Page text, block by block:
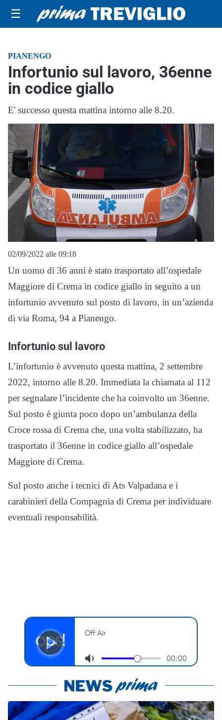
☰
PIANENGO
Infortunio sul lavoro, 36enne
in codice giallo
E' successo questa mattina intorno alle 8.20.
02/09/2022 alle 09:18
Un uomo di 36 anni è stato trasportato all’ospedale
Maggiore di Crema in codice giallo in seguito a un
infortunio avvenuto sul posto di lavoro, in un’azienda
di via Roma, 94 a Pianengo.
Infortunio sul lavoro
L’infortunio è avvenuto questa mattina, 2 settembre
2022, intorno alle 8.20. Immediata la chiamata al 112
per segnalare l’incidente che ha coinvolto un 36enne.
Sul posto è giunta poco dopo un’ambulanza della
Croce rossa di Crema che, una volta stabilizzato, ha
trasportato il 36enne in codice giallo all’ospedale
Maggiore di Crema.
Sul posto anche i tecnici di Ats Valpadana e i
carabinieri della Compagnia di Crema per individuare
eventuali responsabilità.